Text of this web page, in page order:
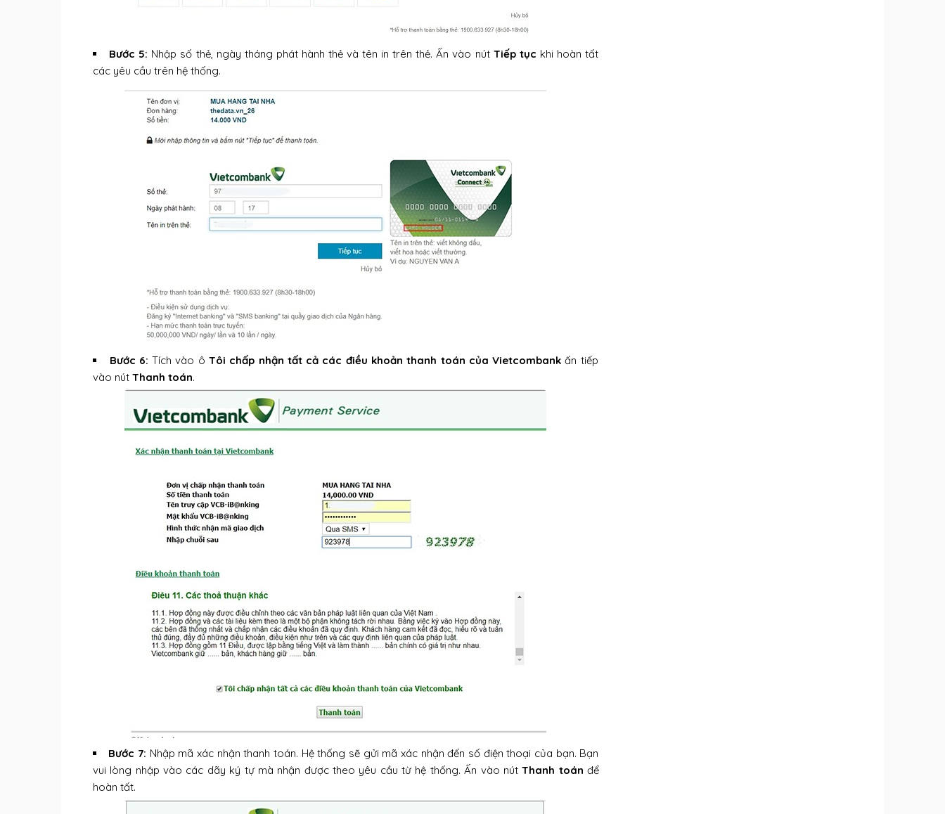
Bước 5: Nhập số thẻ, ngày tháng phát hành thẻ và tên in trên thẻ. Ấn vào nút Tiếp tục khi hoàn tất
các yêu cầu trên hệ thống.
Bước 6: Tích vào ôTôi chấp nhận tất cả các điều khoản thanh toán của Vietcombankấn tiếp
vào nút Thanh toán.
Bước 7: Nhập mã xác nhận thanh toán. Hệ thống sẽ gửi mã xác nhận đến số điện thoại của bạn. Bạn
vui lòng nhập vào các dãy ký tự mà nhận được theo yêu cầu từ hệ thống. Ấn vào nútThanh toán để
hoàn tất.